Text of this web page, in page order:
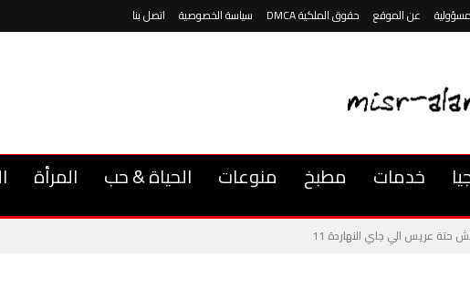
عن الموقع حقوق الملكية DMCA سياسة الخصوصية اتصل بنا
خدمات مطبخ منوعات الحياة & حب المرأة
حتة عريس الي جاي النهاردة 11